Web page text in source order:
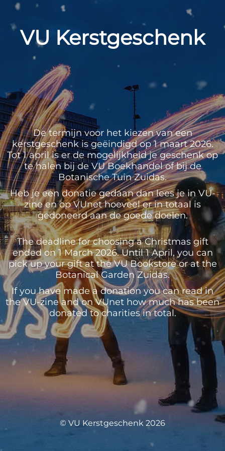
VU Kerstgeschenk
De termijn voor het kiezen van een
kerstgeschenk is geëindigd op 1 maart 2026.
Tot 1 april is er de mogelijkheid je geschenk op
te halen bij de VU Boekhandel of bij de
Botanische Tuin Zuidas.
Heb je een donatie gedaan dan lees je in VU-
zine en op VUnet hoeveel er in totaal is
gedoneerd aan de goede doelen.
The deadline for choosing a Christmas gift
ended on 1 March 2026. Until 1 April, you can
pick up your gift at the VU Bookstore or at the
Botanical Garden Zuidas.
If you have made a donation you can read in
the VU-zine and on VUnet how much has been
donated to charities in total.
© VU Kerstgeschenk 2026